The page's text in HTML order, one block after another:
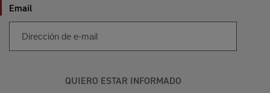
Email
QUIERO ESTAR INFORMADO